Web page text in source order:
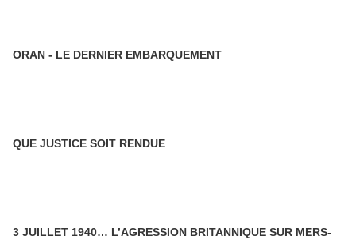
ORAN - LE DERNIER EMBARQUEMENT
QUE JUSTICE SOIT RENDUE
3 JUILLET 1940… L’AGRESSION BRITANNIQUE SUR MERS-